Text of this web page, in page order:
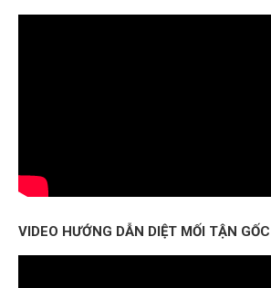
VIDEO HƯỚNG DẪN DIỆT MỐI TẬN GỐC